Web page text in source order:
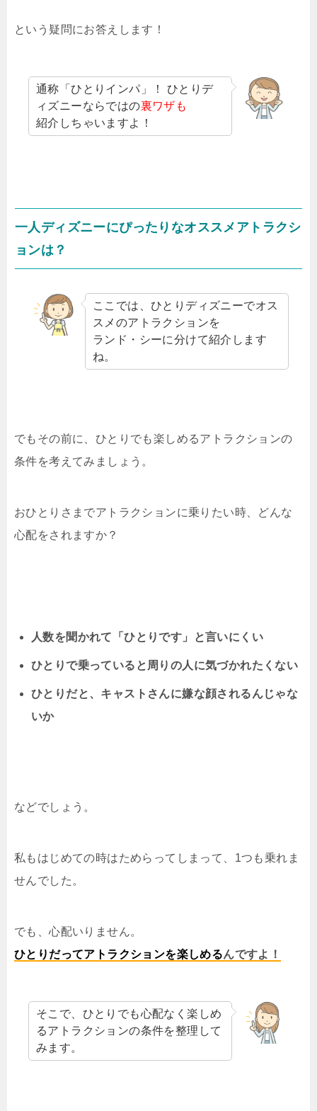
という疑問にお答えします！
通称「ひとりインパ」！ ひとりデ
ィズニーならではの裏ワザも
紹介しちゃいますよ！
一人ディズニーにぴったりなオススメアトラクシ
ョンは？
ここでは、ひとりディズニーでオス
スメのアトラクションを
ランド・シーに分けて紹介します
ね。
でもその前に、ひとりでも楽しめるアトラクションの
条件を考えてみましょう。
おひとりさまでアトラクションに乗りたい時、どんな
心配をされますか？
人数を聞かれて「ひとりです」と言いにくい
ひとりで乗っていると周りの人に気づかれたくない
ひとりだと、キャストさんに嫌な顔されるんじゃな
いか
などでしょう。
私もはじめての時はためらってしまって、1つも乗れま
せんでした。
でも、心配いりません。
ひとりだってアトラクションを楽しめるんですよ！
そこで、ひとりでも心配なく楽しめ
るアトラクションの条件を整理して
みます。